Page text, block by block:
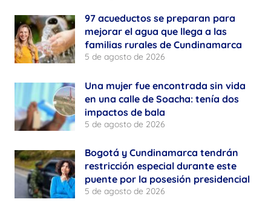
97 acueductos se preparan para
mejorar el agua que llega a las
familias rurales de Cundinamarca
5 de agosto de 2026
Una mujer fue encontrada sin vida
en una calle de Soacha: tenía dos
impactos de bala
5 de agosto de 2026
Bogotá y Cundinamarca tendrán
restricción especial durante este
puente por la posesión presidencial
5 de agosto de 2026